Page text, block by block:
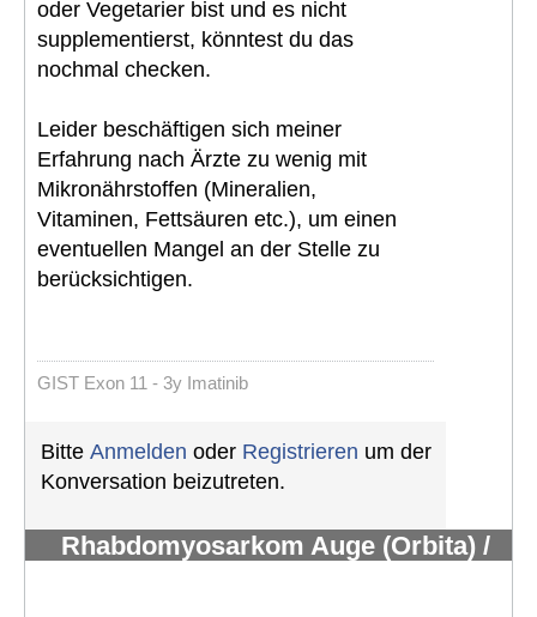
oder Vegetarier bist und es nicht
supplementierst, könntest du das
nochmal checken.
Leider beschäftigen sich meiner
Erfahrung nach Ärzte zu wenig mit
Mikronährstoffen (Mineralien,
Vitaminen, Fettsäuren etc.), um einen
eventuellen Mangel an der Stelle zu
berücksichtigen.
GIST Exon 11 - 3y Imatinib
Bitte Anmelden oder Registrieren um der
Konversation beizutreten.
Rhabdomyosarkom Auge (Orbita) /